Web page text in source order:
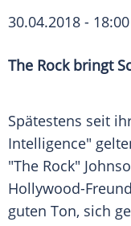
30.04.2018 -
The Rock bringt
Spätestens seit
Intelligence"
"The Rock"
Hollywood-
guten Ton, sich